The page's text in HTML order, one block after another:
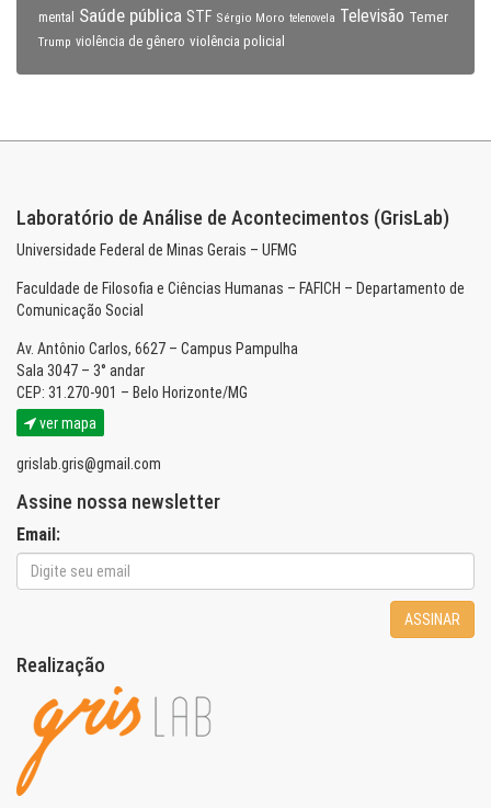
mental
Saúde pública STF Sérgio Moro telenovela Televisão Temer
Trump violência de gênero violência policial
Laboratório de Análise de Acontecimentos (GrisLab)
Universidade Federal de Minas Gerais – UFMG
Faculdade de Filosofia e Ciências Humanas – FAFICH – Departamento de
Comunicação Social
Av. Antônio Carlos, 6627 – Campus Pampulha
Sala 3047 – 3° andar
CEP: 31.270-901 – Belo Horizonte/MG
ver mapa
grislab.gris@gmail.com
Assine nossa newsletter
Email:
ASSINAR
Realização